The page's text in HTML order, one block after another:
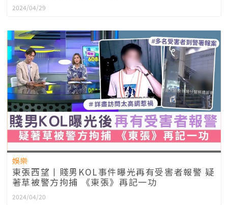
2024/04/29
娛樂
東張西望丨賤男KOL事件曝光再有受害者報警 疑
著草被警方拘捕 《東張》再記一功
2024/04/20